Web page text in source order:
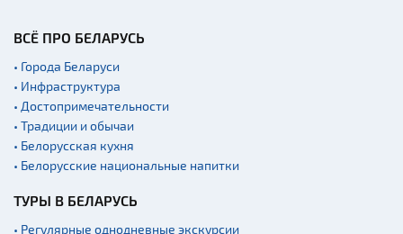
Мастер-классы
Квесты
Новости
Спортинг-клубы и тиры
Ратуши
Садово-парковая
ВСЁ ПРО БЕЛАРУСЬ
• Города Беларуси
• Инфраструктура
• Достопримечательности
• Традиции и обычаи
• Белорусская кухня
• Белорусские национальные напитки
ТУРЫ В БЕЛАРУСЬ
• Регулярные однодневные экскурсии